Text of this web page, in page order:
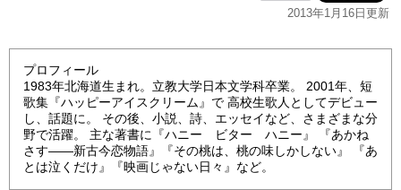
2013年1月16日更新
プロフィール
1983年北海道生まれ。立教大学日本文学科卒業。 2001年、短
歌集『ハッピーアイスクリーム』で 高校生歌人としてデビュー
し、話題に。 その後、小説、詩、エッセイなど、さまざまな分
野で活躍。 主な著書に『ハニー ビター ハニー』 『あかね
さす――新古今恋物語』『その桃は、桃の味しかしない』 『あ
とは泣くだけ』『映画じゃない日々』など。